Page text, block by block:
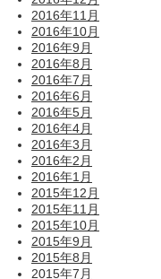
2016年11月
2016年10月
2016年9月
2016年8月
2016年7月
2016年6月
2016年5月
2016年4月
2016年3月
2016年2月
2016年1月
2015年12月
2015年11月
2015年10月
2015年9月
2015年8月
2015年7月